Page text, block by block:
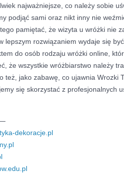
najważniejsze, co należy sobie
podjąć sami oraz nikt inny nie
pamiętać, że wizyta u wróżki nie
lepszym rozwiązaniem wydaje się
do osób rodzaju wróżki online,
że wszystkie wróżbiarstwo należy
też, jako zabawę, co ujawnia Wrozki
się skorzystać z profesjonalnych
dekoracje.pl